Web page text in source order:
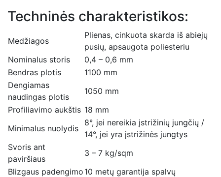
Techninės charakteristikos:
Medžiagos
Plienas, cinkuota skarda iš abiejų
pusių, apsaugota poliesteriu
Nominalus storis
0,4 – 0,6 mm
Bendras plotis
1100 mm
Dengiamas
naudingas plotis
1050 mm
Profiliavimo aukštis 18 mm
Minimalus nuolydis
8°, jei nereikia įstrižinių jungčių /
14°, jei yra įstrižinės jungtys
Svoris ant
paviršiaus
3 – 7 kg/sqm
Blizgaus padengimo 10 metų garantija spalvų